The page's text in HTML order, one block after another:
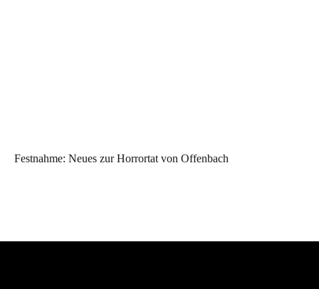
Festnahme: Neues zur Horrortat von Offenbach